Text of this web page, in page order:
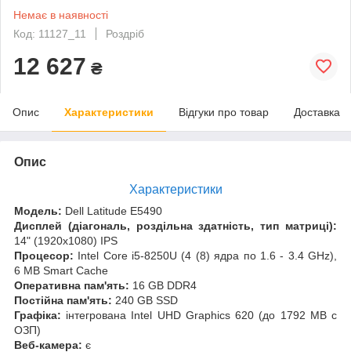
Немає в наявності
Код: 11127_11
Роздріб
12 627 ₴
Опис Характеристики Відгуки про товар Доставка
Опис
Характеристики
Модель: Dell Latitude E5490
Дисплей (діагональ, роздільна здатність, тип матриці):
14" (1920x1080) IPS
Процесор: Intel Core i5-8250U (4 (8) ядра по 1.6 - 3.4 GHz),
6 MB Smart Cache
Оперативна пам'ять: 16 GB DDR4
Постійна пам'ять: 240 GB SSD
Графіка: інтегрована Intel UHD Graphics 620 (до 1792 MB с
ОЗП)
Веб-камера: є